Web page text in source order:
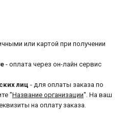
или картой при получении
- оплата через он-лайн сервис
лиц - для оплаты заказа по
"Название организации". На ваш
на оплату заказа.